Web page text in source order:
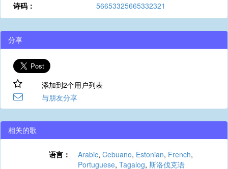
诗码：
56653325665332321
分享
添加到2个用户列表
与朋友分享
相关的歌
语言： Arabic, Cebuano, Estonian, French,
Portuguese, Tagalog, 斯洛伐克语